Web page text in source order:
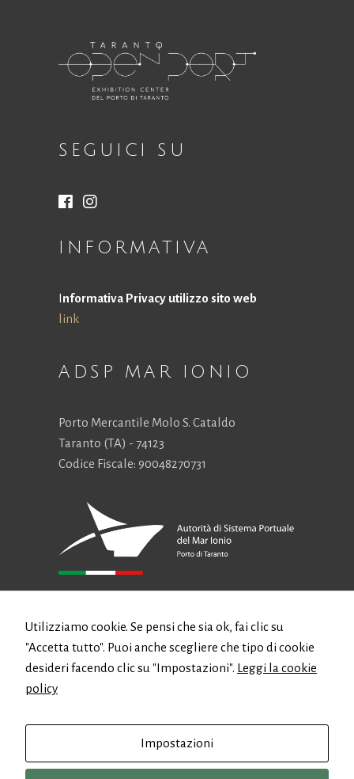
SEGUICI SU
INFORMATIVA
Informativa Privacy utilizzo sito web
link
ADSP MAR IONIO
Porto Mercantile Molo S. Cataldo
Taranto (TA) - 74123
Codice Fiscale: 90048270731
Email:
authority@port.taranto.it
Fax: +39 099 4706877
Utilizziamo cookie. Se pensi che sia ok, fai clic su
"Accetta tutto". Puoi anche scegliere che tipo di cookie
desideri facendo clic su "Impostazioni". Leggi la cookie
policy
Impostazioni